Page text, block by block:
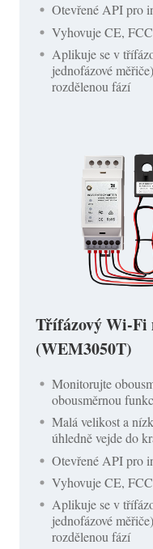
Otevřené API pro
Vyhovuje CE,
Aplikuje se v
jednofázové
rozdělenou fází
Třífázový Wi-Fi
(WEM3050T)
Monitorujte
obousměrnou
Malá velikost a
úhledně vejde do
Otevřené API pro
Vyhovuje CE,
Aplikuje se v
jednofázové
rozdělenou fází